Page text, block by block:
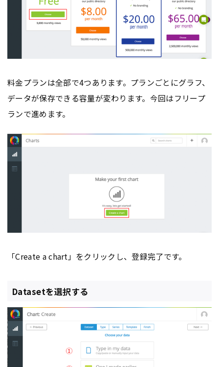
料金プランは全部で4つあります。プランごとにグラフ、
データが保存できる容量が変わります。今回はフリープ
ランで進めます。
「Create a chart」をクリックし、登録完了です。
Datasetを選択する